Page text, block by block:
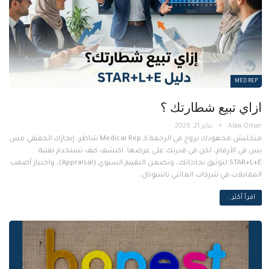
MED REP
ازاي تبيع شطارتك ؟
يناير 21, 2026
متخليش مجهودك يروح في الزحمة كـ Medical Rep شاطر، إنجازك الحقيقي مش
بس في الأرقام، لكن في قدرتك على عرضها. اكتشف كيف تستخدم تقنية
STAR+L+E لتوثيق نجاحاتك، وتضمن التقييم السنوي (Appraisal)، واجتياز أصعب
المقابلات في شركات المالتي ناشيونال…
اقرأ أكثر...